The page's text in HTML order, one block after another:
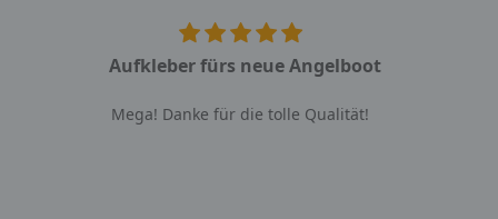
Aufkleber fürs neue Angelboot
Mega! Danke für die tolle Qualität!